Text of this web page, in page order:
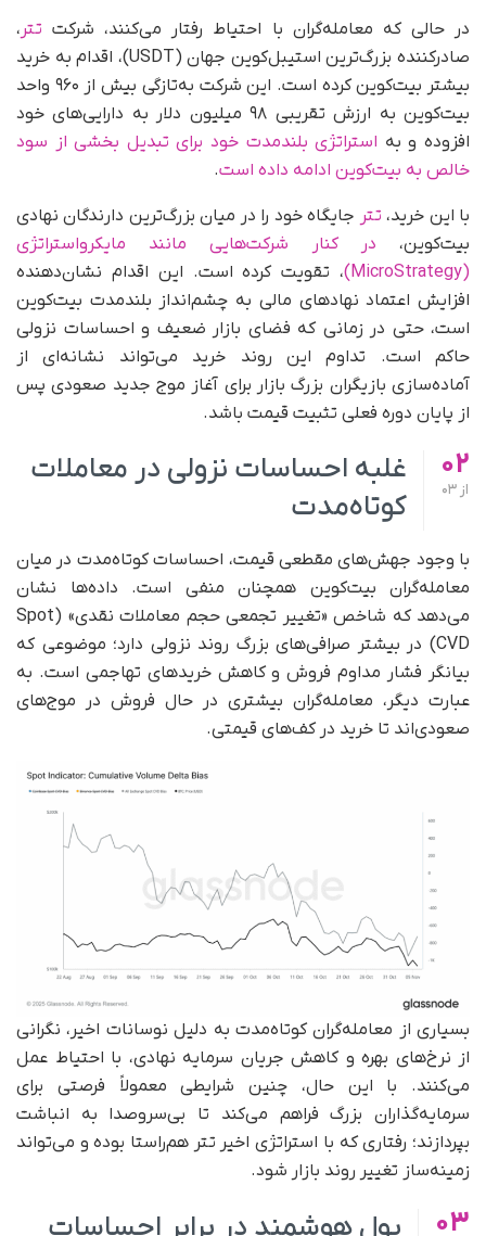
در حالی که معامله‌گران با احتیاط رفتار می‌کنند، شرکت تتر ،
صادرکننده بزرگ‌ترین استیبل‌کوین جهان (USDT)، اقدام به خرید
بیشتر بیت‌کوین کرده است. این شرکت به‌تازگی بیش از ۹۶۰ واحد
بیت‌کوین به ارزش تقریبی ۹۸ میلیون دلار به دارایی‌های خود
افزوده و به استراتژی بلندمدت خود برای تبدیل بخشی از سود
خالص به بیت‌کوین ادامه داده است.
با این خرید، تتر جایگاه خود را در میان بزرگ‌ترین دارندگان نهادی
بیت‌کوین، در کنار شرکت‌هایی مانند مایکرواستراتژی
(MicroStrategy)
، تقویت کرده است. این اقدام نشان‌دهنده
افزایش اعتماد نهادهای مالی به چشم‌انداز بلندمدت بیت‌کوین
است، حتی در زمانی که فضای بازار ضعیف و احساسات نزولی
حاکم است. تداوم این روند خرید می‌تواند نشانه‌ای از
آماده‌سازی بازیگران بزرگ بازار برای آغاز موج جدید صعودی پس
از پایان دوره فعلی تثبیت قیمت باشد.
02
از
غلبه احساسات نزولی در معاملات
کوتاه‌مدت
با وجود جهش‌های مقطعی قیمت، احساسات کوتاه‌مدت در میان
معامله‌گران بیت‌کوین همچنان منفی است. داده‌ها نشان
می‌دهد که شاخص «تغییر تجمعی حجم معاملات نقدی» (Spot
CVD) در بیشتر صرافی‌های بزرگ روند نزولی دارد؛ موضوعی که
بیانگر فشار مداوم فروش و کاهش خریدهای تهاجمی است. به
عبارت دیگر، معامله‌گران بیشتری در حال فروش در موج‌های
صعودی‌اند تا خرید در کف‌های قیمتی.
بسیاری از معامله‌گران کوتاه‌مدت به دلیل نوسانات اخیر، نگرانی
از نرخ‌های بهره و کاهش جریان سرمایه نهادی، با احتیاط عمل
می‌کنند. با این حال، چنین شرایطی معمولاً فرصتی برای
سرمایه‌گذاران بزرگ فراهم می‌کند تا بی‌سروصدا به انباشت
بپردازند؛ رفتاری که با استراتژی اخیر تتر هم‌راستا بوده و می‌تواند
زمینه‌ساز تغییر روند بازار شود.
03 پول هوشمند در برابر احساسات